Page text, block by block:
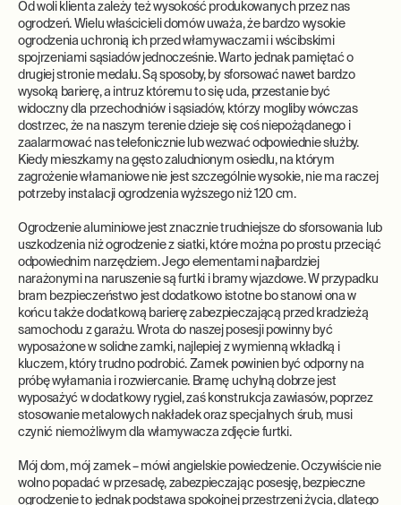
Od woli klienta zależy też wysokość produkowanych przez nas
ogrodzeń. Wielu właścicieli domów uważa, że bardzo wysokie
ogrodzenia uchronią ich przed włamywaczami i wścibskimi
spojrzeniami sąsiadów jednocześnie. Warto jednak pamiętać o
drugiej stronie medalu. Są sposoby, by sforsować nawet bardzo
wysoką barierę, a intruz któremu to się uda, przestanie być
widoczny dla przechodniów i sąsiadów, którzy mogliby wówczas
dostrzec, że na naszym terenie dzieje się coś niepożądanego i
zaalarmować nas telefonicznie lub wezwać odpowiednie służby.
Kiedy mieszkamy na gęsto zaludnionym osiedlu, na którym
zagrożenie włamaniowe nie jest szczególnie wysokie, nie ma raczej
potrzeby instalacji ogrodzenia wyższego niż 120 cm.
Ogrodzenie aluminiowe jest znacznie trudniejsze do sforsowania lub
uszkodzenia niż ogrodzenie z siatki, które można po prostu przeciąć
odpowiednim narzędziem. Jego elementami najbardziej
narażonymi na naruszenie są furtki i bramy wjazdowe. W przypadku
bram bezpieczeństwo jest dodatkowo istotne bo stanowi ona w
końcu także dodatkową barierę zabezpieczającą przed kradzieżą
samochodu z garażu. Wrota do naszej posesji powinny być
wyposażone w solidne zamki, najlepiej z wymienną wkładką i
kluczem, który trudno podrobić. Zamek powinien być odporny na
próbę wyłamania i rozwiercanie. Bramę uchylną dobrze jest
wyposażyć w dodatkowy rygiel, zaś konstrukcja zawiasów, poprzez
stosowanie metalowych nakładek oraz specjalnych śrub, musi
czynić niemożliwym dla włamywacza zdjęcie furtki.
Mój dom, mój zamek – mówi angielskie powiedzenie. Oczywiście nie
wolno popadać w przesadę, zabezpieczając posesję, bezpieczne
ogrodzenie to jednak podstawa spokojnej przestrzeni życia, dlatego